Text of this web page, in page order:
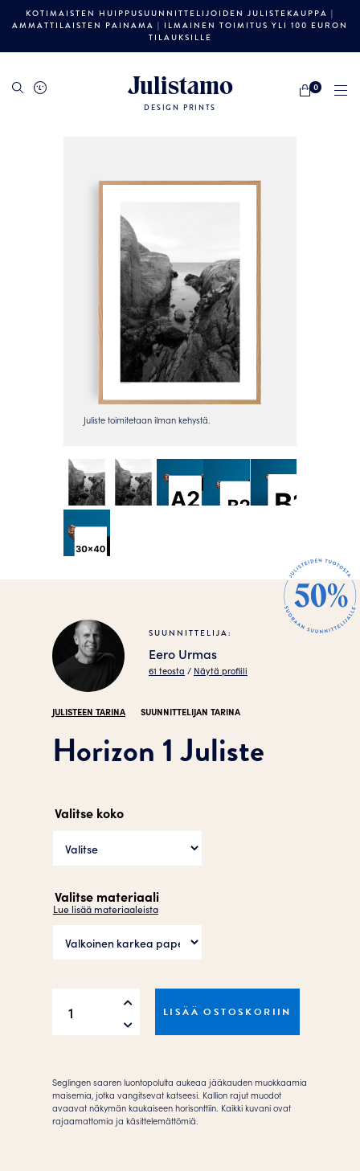
KOTIMAISTEN HUIPPUSUUNNITTELIJOIDEN JULISTEKAUPPA |
AMMATTILAISTEN PAINAMA | ILMAINEN TOIMITUS YLI 100 EURON
TILAUKSILLE
Julistamo
DESIGN PRINTS
0
SUUNNITTELIJA:
Eero Urmas
61 teosta / Näytä profiili
JULISTEEN TARINA SUUNNITTELIJAN TARINA
Horizon 1 Juliste
Valitse koko
Valitse materiaali
Lue lisää materiaaleista
LISÄÄ OSTOSKORIIN
Seglingen saaren luontopolulta aukeaa jääkauden muokkaamia
maisemia, jotka vangitsevat katseesi. Kallion rajut muodot
avaavat näkymän kaukaiseen horisonttiin. Kaikki kuvani ovat
rajaamattomia ja käsittelemättömiä.